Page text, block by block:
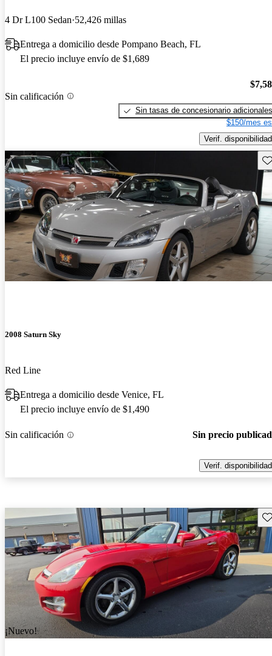
4 Dr L100 Sedan 52,426 millas
Entrega a domicilio desde Pompano Beach, FL
El precio incluye envío de $1,689
Sin calificación
Sin tasas de concesionario adicionales
$150/mes
Verif. disponibilidad
2008 Saturn Sky
Red Line
Entrega a domicilio desde Venice, FL
El precio incluye envío de $1,490
Sin calificación Sin precio
Verif. disponibilidad
¡Nuevo!